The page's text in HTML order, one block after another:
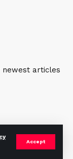
Accept
articles